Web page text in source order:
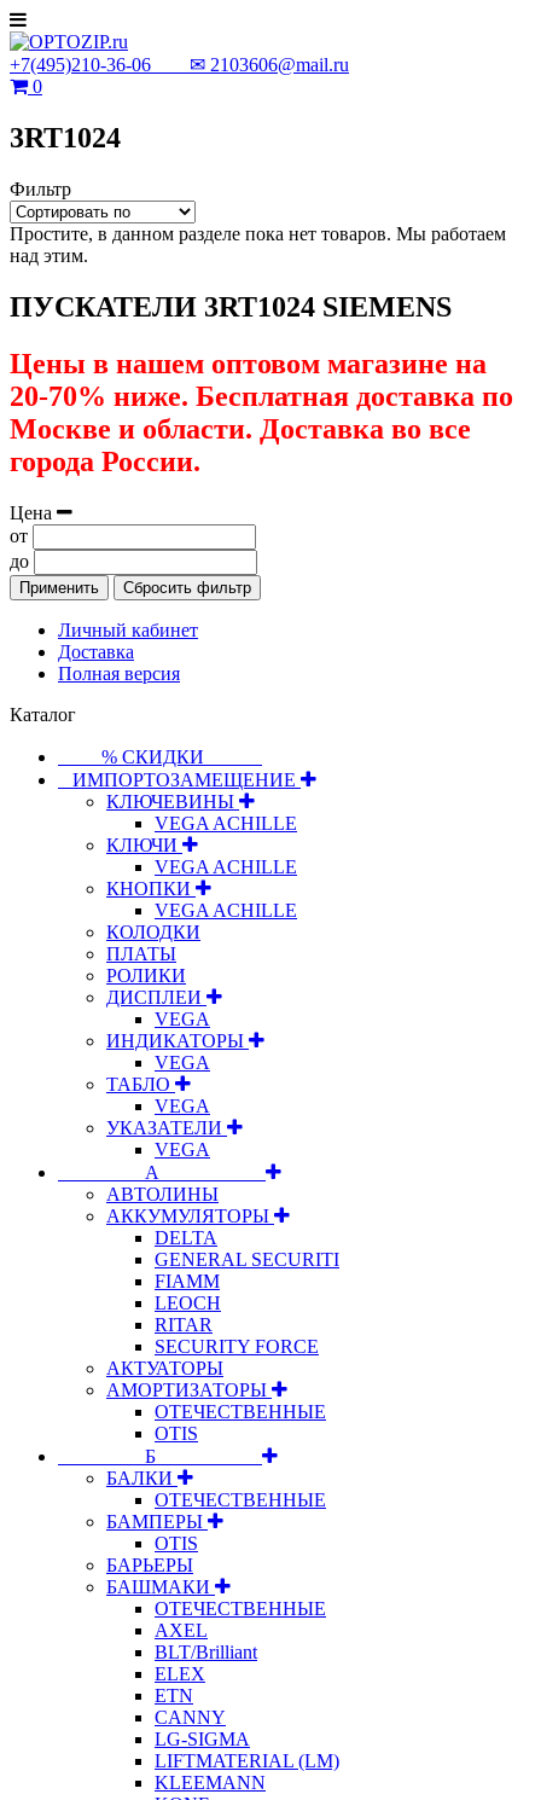
+7(495)210-36-06 ✉ 2103606@mail.ru
0
3RT1024
Фильтр
Простите, в данном разделе пока нет товаров. Мы работаем
над этим.
ПУСКАТЕЛИ 3RT1024 SIEMENS
Цены в нашем оптовом магазине на
20-70% ниже. Бесплатная доставка по
Москве и области. Доставка во все
города России.
Цена
от
до
Применить Сбросить фильтр
Личный кабинет
Доставка
Полная версия
Каталог
⠀⠀⠀% СКИДКИ⠀⠀⠀⠀
⠀ИМПОРТОЗАМЕЩЕНИЕ
КЛЮЧЕВИНЫ
VEGA ACHILLE
КЛЮЧИ
VEGA ACHILLE
КНОПКИ
VEGA ACHILLE
КОЛОДКИ
ПЛАТЫ
РОЛИКИ
ДИСПЛЕИ
VEGA
ИНДИКАТОРЫ
VEGA
ТАБЛО
VEGA
УКАЗАТЕЛИ
VEGA
⠀⠀⠀⠀⠀⠀А⠀⠀⠀⠀⠀⠀⠀
АВТОЛИНЫ
АККУМУЛЯТОРЫ
DELTA
GENERAL SECURITI
FIAMM
LEOCH
RITAR
SECURITY FORCE
АКТУАТОРЫ
АМОРТИЗАТОРЫ
ОТЕЧЕСТВЕННЫЕ
OTIS
⠀⠀⠀⠀⠀⠀Б⠀⠀⠀⠀⠀⠀⠀
БАЛКИ
ОТЕЧЕСТВЕННЫЕ
БАМПЕРЫ
OTIS
БАРЬЕРЫ
БАШМАКИ
ОТЕЧЕСТВЕННЫЕ
AXEL
BLT/Brilliant
ELEX
ETN
CANNY
LG-SIGMA
LIFTMATERIAL (LM)
KLEEMANN